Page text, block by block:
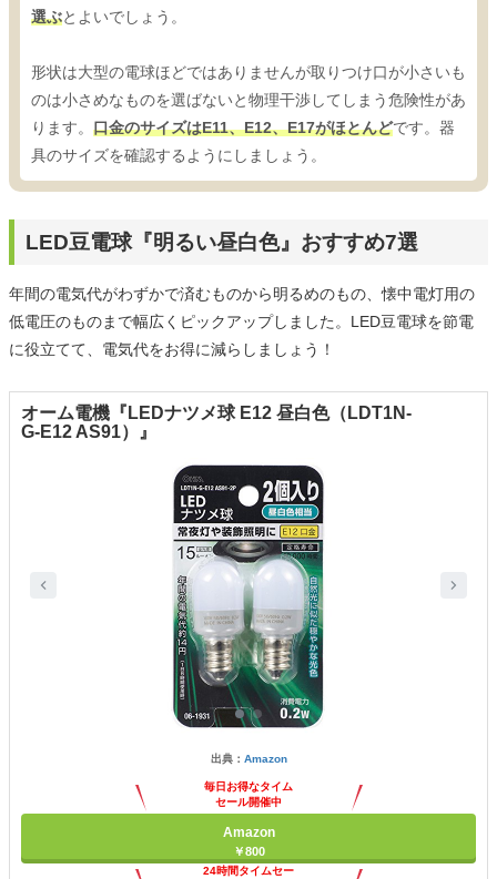
選ぶとよいでしょう。
形状は大型の電球ほどではありませんが取りつけ口が小さいも
のは小さめなものを選ばないと物理干渉してしまう危険性があ
ります。 口金のサイズはE11、E12、E17がほとんどです。器
具のサイズを確認するようにしましょう。
LED豆電球『明るい昼白色』おすすめ7選
年間の電気代がわずかで済むものから明るめのもの、懐中電灯用の
低電圧のものまで幅広くピックアップしました。LED豆電球を節電
に役立てて、電気代をお得に減らしましょう！
オーム電機『LEDナツメ球 E12 昼白色（LDT1N-
G-E12 AS91）』
出典： Amazon
毎日お得なタイム
セール開催中
Amazon
￥800
24時間タイムセー